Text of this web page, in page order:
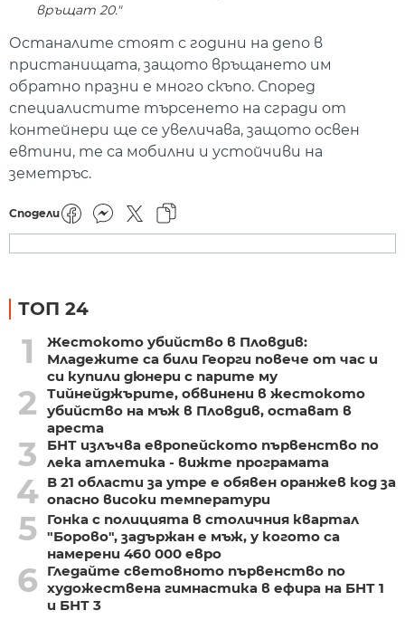
връщат 20."
Останалите стоят с години на депо в
пристанищата, защото връщането им
обратно празни е много скъпо. Според
специалистите търсенето на сгради от
контейнери ще се увеличава, защото освен
евтини, те са мобилни и устойчиви на
земетръс.
Сподели
ТОП 24
1
Жестокото убийство в Пловдив:
Младежите са били Георги повече от час и
си купили дюнери с парите му
2
Тийнейджърите, обвинени в жестокото
убийство на мъж в Пловдив, остават в
ареста
3
БНТ излъчва европейското първенство по
лека атлетика - вижте програмата
4 В 21 области за утре е обявен оранжев код за
опасно високи температури
5
Гонка с полицията в столичния квартал
"Борово", задържан е мъж, у когото са
намерени 460 000 евро
6
Гледайте световното първенство по
художествена гимнастика в ефира на БНТ 1
и БНТ 3